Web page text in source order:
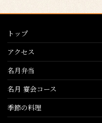
トップ
アクセス
名月弁当
名月 宴会コース
季節の料理